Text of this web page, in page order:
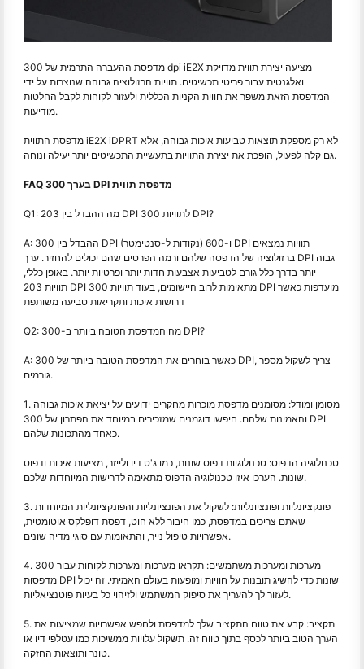
מדפסת ההעברה התרמית של 300 dpi iE2X מציעה יצירת תווית מדויקת
ואלגנטית עבור פריטי תכשיטים. תוויות הרזולוציה גבוהה שנוצרות על ידי
המדפסת הזאת משפר את חווית הקניות הכללית ולעזור לקוחות לקבל החלטות
מודיעות.
מדפסת התווית iE2X iDPRT לא רק מספקת תוצאות טביעות איכות גבוהה, אלא
גם קלה לפעול, הופכת את יצירת התוויות בתעשיית התכשיטים יותר יעילה ונוחה.
FAQ בערך 300 DPI מדפסת תווית
Q1: מה ההבדל בין 203 DPI לתוויות 300 DPI?
A: ההבדל בין 300 DPI (נקודות ל-סנטימטר) ו-600 DPI תוויות נמצאים
ברזולוציה של הדפסה שלהם ורמה הפרטים שהם יכולים להחזיר. ערך DPI גבוה
יותר בדרך כלל גורם לטביעות אצבעות חדות יותר ופרטיות יותר. באופן כללי,
תוויות 203 DPI מתאימות לרוב היישומים, בעוד תוויות 300 DPI מועדפות כאשר
דרושות איכות ותקריאות טביעה משותפת
Q2: מה המדפסת הטובה ביותר ב-300 DPI?
A: כאשר בוחרים את המדפסת הטובה ביותר של 300 DPI, צריך לשקול מספר
גורמים.
1. מסומן ומודל: מסומנים מדפסת מוכרות מחקרים ידועים על יציאת איכות גבוהה
והאמינות שלהם. חיפשו דוגמנים שמזכירים במיוחד את הפתרון של 300 DPI
כאחד מהתכונות שלהם.
טכנולוגיה הדפוס: טכנולוגיות דפוס שונות, כמו ג'ט דיו ולייזר, מציעות איכות ודפוס
שונות. הערכו איזו טכנולוגיה הדפוס מתאימה לדרישות המיוחדות שלכם.
3. פונקציונליות ופונציונליות: לשקול את הפונציונליות והפונקציונליות המיוחדות
שאתם צריכים במדפסת, כמו חיבור ללא חוט, דפסת דופלקס אוטומטית,
אפשרויות טיפול נייר, והתאומות עם סוגי מדיה שונים.
4. מערכות ומערכות משתמשים: תקראו מערכות ומערכות לקוחות עבור 300
מדפסות DPI שונות כדי להשיג תובנות על חוויות ומופעות בעולם האמיתי. זה יכול
לעזור לך להעריך את סיפוק המשתמש ולזיהוי כל בעיות פוטנציאליות.
5. תקציב: קבע את טווח התקציב שלך למדפסת ולחפש אפשרויות שמציעות את
הערך הטוב ביותר לכסף בתוך טווח זה. תשקול עלויות ממשיכות כמו עטלפי דיו או
טונר ותוצאות החזקה.